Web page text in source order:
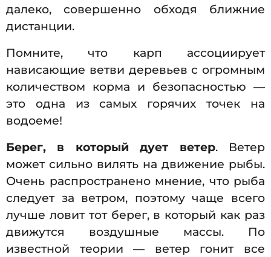
далеко, совершенно обходя ближние
дистанции.
Помните, что карп ассоциирует
нависающие ветви деревьев с огромным
количеством корма и безопасностью —
это одна из самых горячих точек на
водоеме!
Берег, в который дует ветер. Ветер
может сильно вилять на движение рыбы.
Очень распространено мнение, что рыба
следует за ветром, поэтому чаще всего
лучше ловит тот берег, в который как раз
движутся воздушные массы. По
известной теории — ветер гонит все